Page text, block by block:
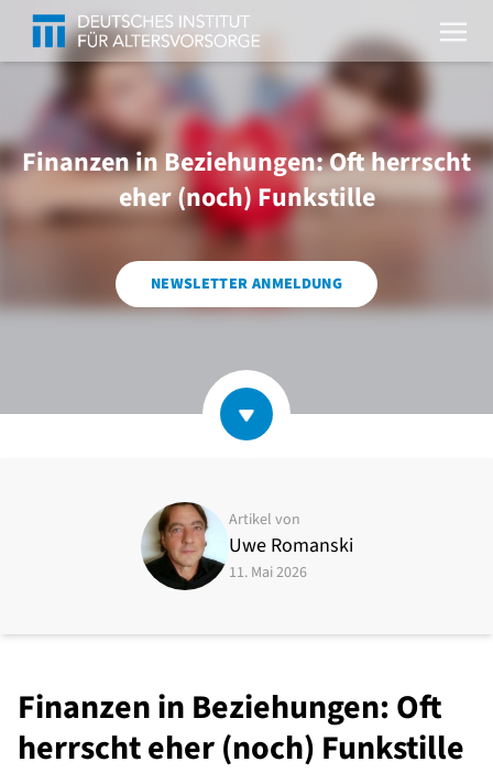
Finanzen in Beziehungen: Oft herrscht
eher (noch) Funkstille
NEWSLETTER ANMELDUNG
Artikel von
Uwe Romanski
11. Mai 2026
Finanzen in Beziehungen: Oft
herrscht eher (noch) Funkstille